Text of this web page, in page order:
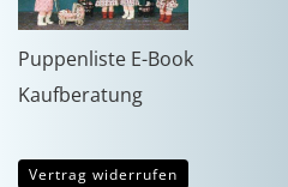
Puppenliste E-Book
Kaufberatung
Vertrag widerrufen